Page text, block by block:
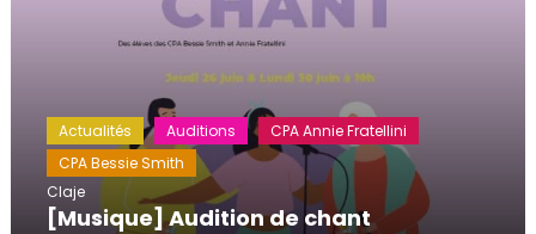
Actualités Auditions
CPA Annie Fratellini
CPA Bessie Smith
Claje
[Musique] Audition de chant